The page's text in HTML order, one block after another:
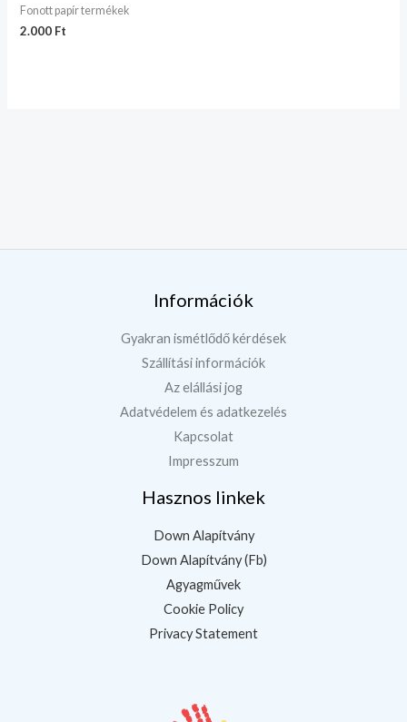
Fonott papír termékek
2.000 Ft
Információk
Gyakran ismétlődő kérdések
Szállítási információk
Az elállási jog
Adatvédelem és adatkezelés
Kapcsolat
Impresszum
Hasznos linkek
Down Alapítvány
Down Alapítvány (Fb)
Agyagművek
Cookie Policy
Privacy Statement